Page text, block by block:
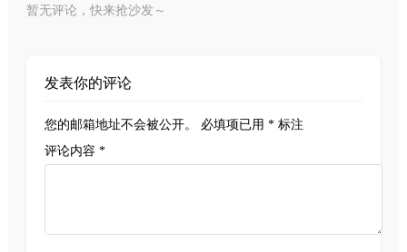
暂无评论，快来抢沙发～
发表你的评论
您的邮箱地址不会被公开。 必填项已用 *标注
评论内容 *